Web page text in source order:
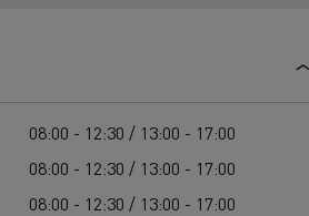
Toimitusta varten
08:00 - 12:30 / 13:00 - 17:00
08:00 - 12:30 / 13:00 - 17:00
08:00 - 12:30 / 13:00 - 17:00